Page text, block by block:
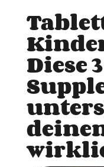
Diese 3